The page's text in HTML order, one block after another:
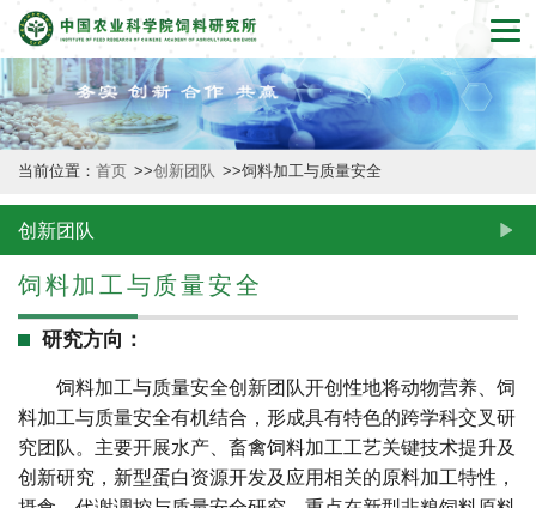
首
页
本
所
概
况
新
动
当前位置： 首页 >>创新团队 >>饲料加工与质量安全
创新团队
饲料加工与质量安全
研究方向：
饲料加工与质量安全创新团队开创性地将动物营养、饲
料加工与质量安全有机结合，形成具有特色的跨学科交叉研
究团队。主要开展水产、畜禽饲料加工工艺关键技术提升及
创新研究，新型蛋白资源开发及应用相关的原料加工特性，